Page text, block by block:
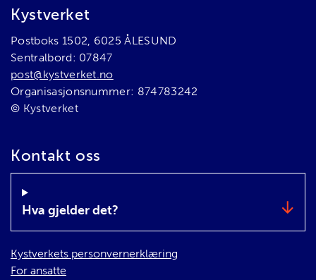
Bunnområde
Kystverket
Postboks 1502, 6025 ÅLESUND
Sentralbord: 07847
post@kystverket.no
Organisasjonsnummer: 874783242
© Kystverket
Kontakt oss
Hva gjelder det?
Kystverkets personvernerklæring
For ansatte